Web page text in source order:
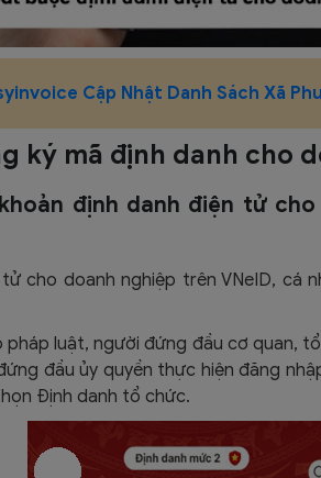
Cập Nhật Danh Sách Xã
ký mã định danh cho
định danh điện tử
cho doanh nghiệp trên VNeID, cá
pháp luật, người đứng đầu cơ quan,
đầu ủy quyền thực hiện đăng
Định danh tổ chức.